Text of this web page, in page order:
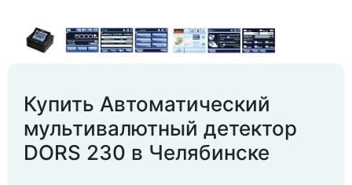
Купить Автоматический
мультивалютный детектор
DORS 230 в Челябинске